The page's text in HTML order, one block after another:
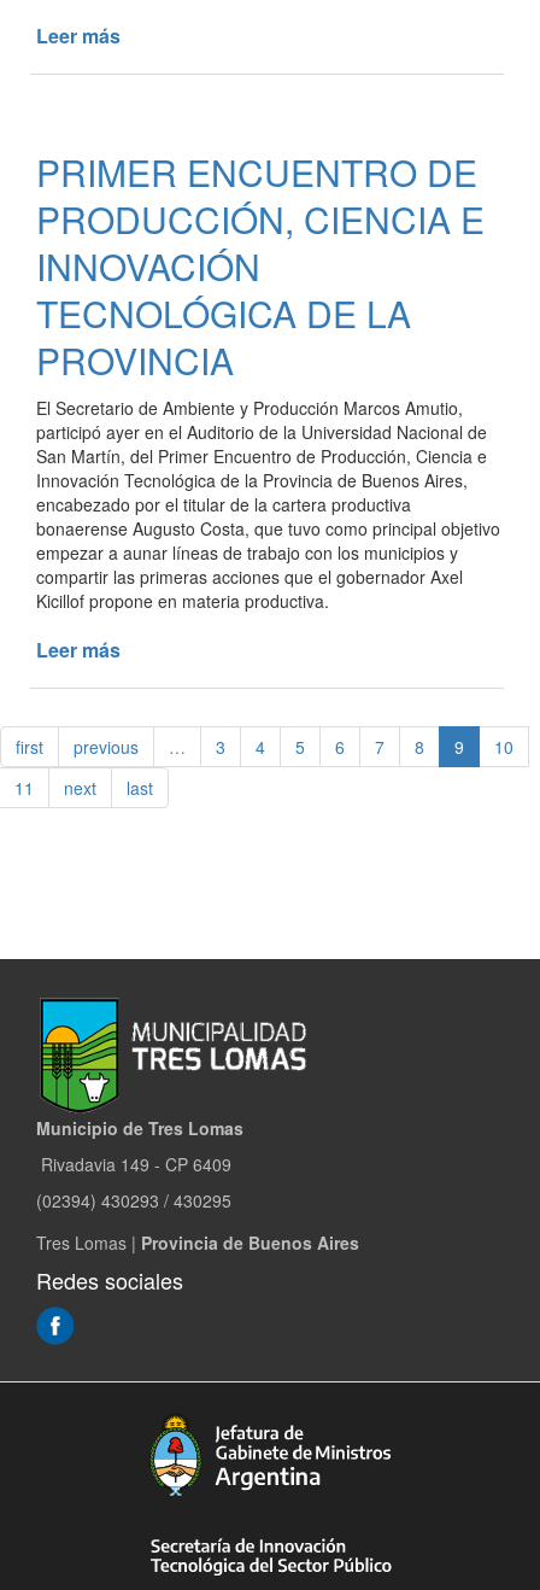
Leer más
NACIONAL
DE
MUNICIPIOS
Y
COMUNIDADES
QUE
FOMENTAN
LA
AGROECOLOGÍA
PRIMER ENCUENTRO DE
PRODUCCIÓN, CIENCIA E
INNOVACIÓN
TECNOLÓGICA DE LA
PROVINCIA
El Secretario de Ambiente y Producción Marcos Amutio,
participó ayer en el Auditorio de la Universidad Nacional de
San Martín, del Primer Encuentro de Producción, Ciencia e
Innovación Tecnológica de la Provincia de Buenos Aires,
encabezado por el titular de la cartera productiva
bonaerense Augusto Costa, que tuvo como principal objetivo
empezar a aunar líneas de trabajo con los municipios y
compartir las primeras acciones que el gobernador Axel
Kicillof propone en materia productiva.
Leer más
DE
PRODUCCIÓN,
CIENCIA
E
first previous … 3 4 5 6 7 8 9
10
11
next last
Municipio de Tres Lomas
Rivadavia 149 - CP 6409
(02394) 430293 / 430295
Tres Lomas | Provincia de Buenos Aires
Redes sociales